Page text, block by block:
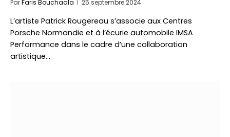
ParFaris Bouchaala 25 septembre 2024
L’artiste Patrick Rougereau s’associe aux Centres
Porsche Normandie et à l’écurie automobile IMSA
Performance dans le cadre d’une collaboration
artistique…